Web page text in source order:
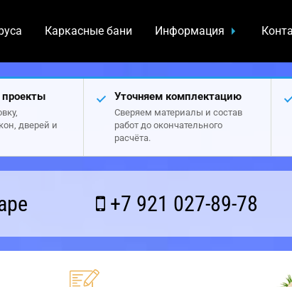
Каркасные бани Информация
проекты
дверей и
Уточняем комплектацию
Сверяем материалы и состав
работ до окончательного
расчёта.
+7 921 027-89-78